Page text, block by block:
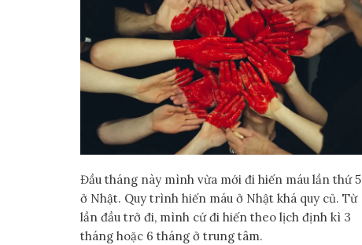
Đầu tháng này mình vừa mới đi hiến máu lần thứ 5
ở Nhật. Quy trình hiến máu ở Nhật khá quy củ. Từ
lần đầu trở đi, mình cứ đi hiến theo lịch định kì 3
tháng hoặc 6 tháng ở trung tâm.